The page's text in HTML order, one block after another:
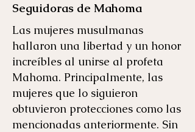
Seguidoras de Mahoma
Las mujeres musulmanas
hallaron una libertad y un honor
increíbles al unirse al profeta
Mahoma. Principalmente, las
mujeres que lo siguieron
obtuvieron protecciones como las
mencionadas anteriormente. Sin